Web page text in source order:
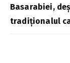
Basarabiei,
tradiționalul